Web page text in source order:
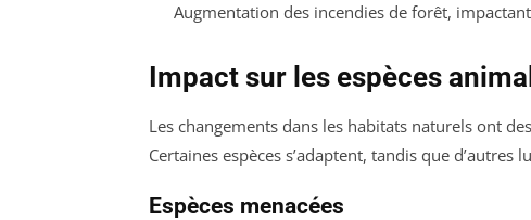
Augmentation des incendies de forêt,
Impact sur les espèces
Les changements dans les habitats naturels ont
Certaines espèces s’adaptent, tandis que d’autres
Espèces menacées